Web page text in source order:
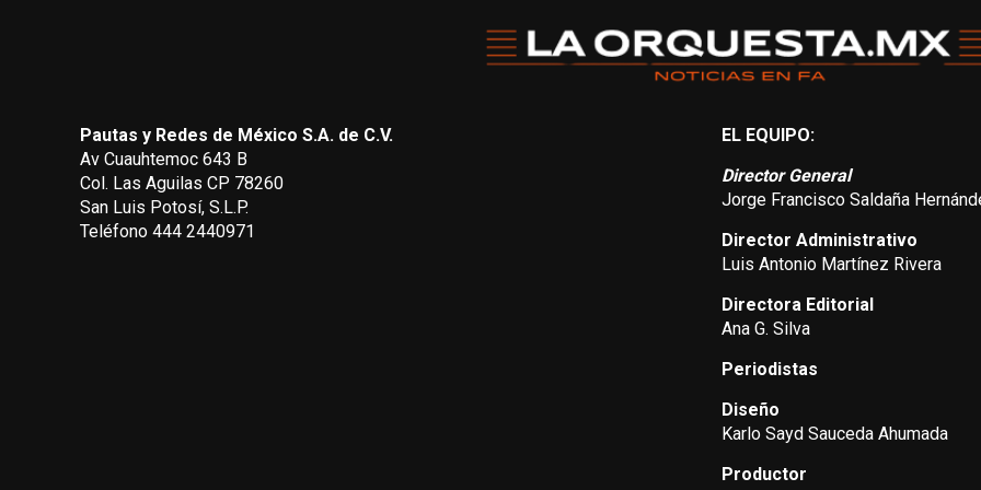
Pautas y Redes de México S.A. de C.V.
Av Cuauhtemoc 643 B
Col. Las Aguilas CP 78260
San Luis Potosí, S.L.P.
Teléfono 444 2440971
EL EQUIPO:
Director General
Jorge Francisco Saldaña
Director Administrativo
Luis Antonio Martínez Rivera
Directora Editorial
Ana G. Silva
Periodistas
Diseño
Karlo Sayd Sauceda Ahumada
Productor